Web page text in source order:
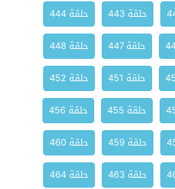
حلقة 443
حلقة 444
حلقة 447
حلقة 448
حلقة 451
حلقة 452
حلقة 455
حلقة 456
حلقة 459
حلقة 460
حلقة 463
حلقة 464